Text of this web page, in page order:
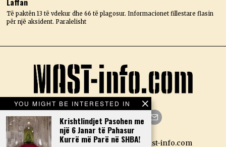
Të paktën 13 të vdekur dhe 66 të plagosur. Informacionet fillestare flasin
për një aksident. Paralelisht
YOU MIGHT BE INTERESTED IN
Krishtlindjet Pasohen me
një 6 Janar të Pahasur
Kurrë më Parë në SHBA!
Facebook
TwitterInstagram
LinkedIn
Designed by N.D. — Copyright Mast-info.com